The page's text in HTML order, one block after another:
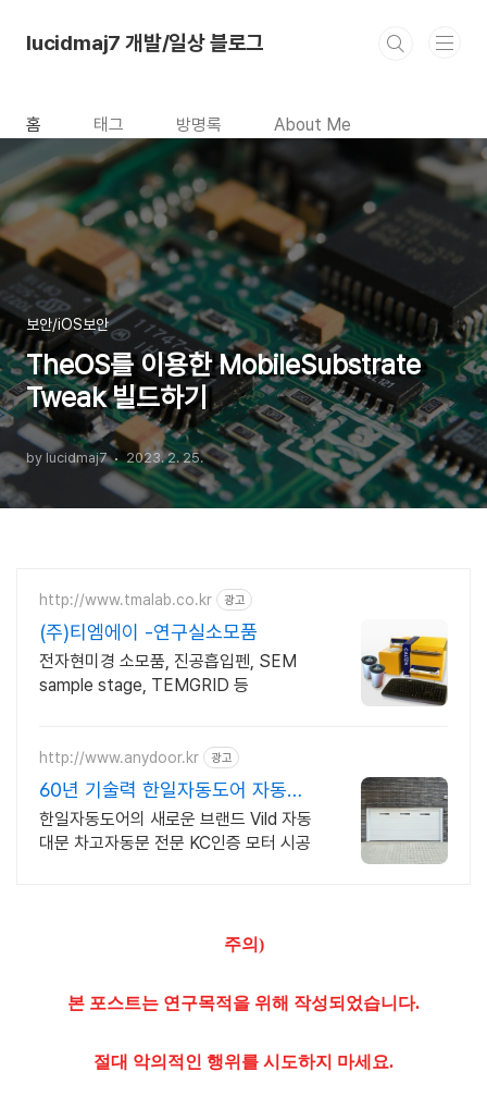
lucidmaj7 개발/일상 블로그
홈 태그 방명록 About Me
보안/iOS보안
TheOS를 이용한 MobileSubstrate
Tweak 빌드하기
by lucidmaj7 2023. 2. 25.
http://www.tmalab.co.kr 광고
(주)티엠에이 -연구실소모품
전자현미경 소모품, 진공흡입펜, SEM
sample stage, TEMGRID 등
http://www.anydoor.kr 광고
60년 기술력 한일자동도어 자동대
문 차고자동문의 모든것
한일자동도어의 새로운 브랜드 Vild 자동
대문 차고자동문 전문 KC인증 모터 시공
주의)
본 포스트는 연구목적을 위해 작성되었습니다.
절대 악의적인 행위를 시도하지 마세요.